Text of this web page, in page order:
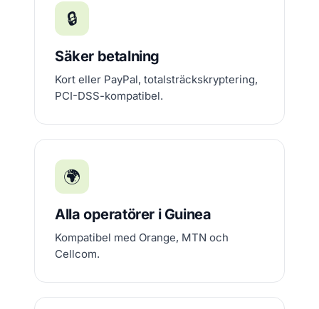
🔒
Säker betalning
Kort eller PayPal, totalsträckskryptering,
PCI-DSS-kompatibel.
🌍
Alla operatörer i Guinea
Kompatibel med Orange, MTN och
Cellcom.